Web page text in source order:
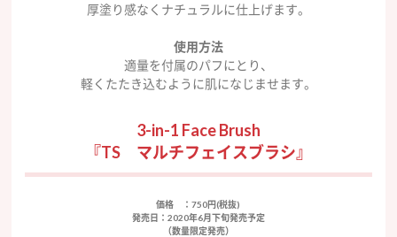
厚塗り感なくナチュラルに仕上げます。
使用方法
適量を付属のパフにとり、
軽くたたき込むように肌になじませます。
3-in-1 Face Brush
『TS マルチフェイスブラシ』
価格
：750円(税抜)
発売日 ：2020年6月下旬発売予定
（数量限定発売）